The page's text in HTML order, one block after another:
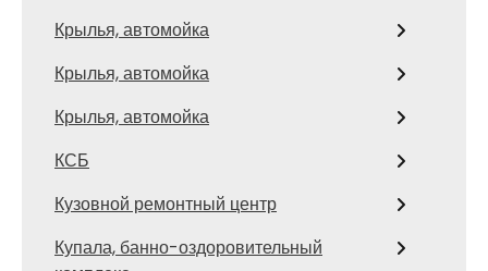
Крылья, автомойка
Крылья, автомойка
Крылья, автомойка
КСБ
Кузовной ремонтный центр
Купала, банно-оздоровительный